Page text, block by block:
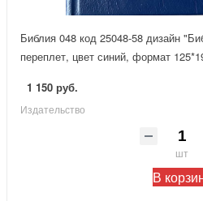
Библия 048 код 25048-58 дизайн
переплет, цвет синий, формат
1 150 руб.
Издательство
шт
В